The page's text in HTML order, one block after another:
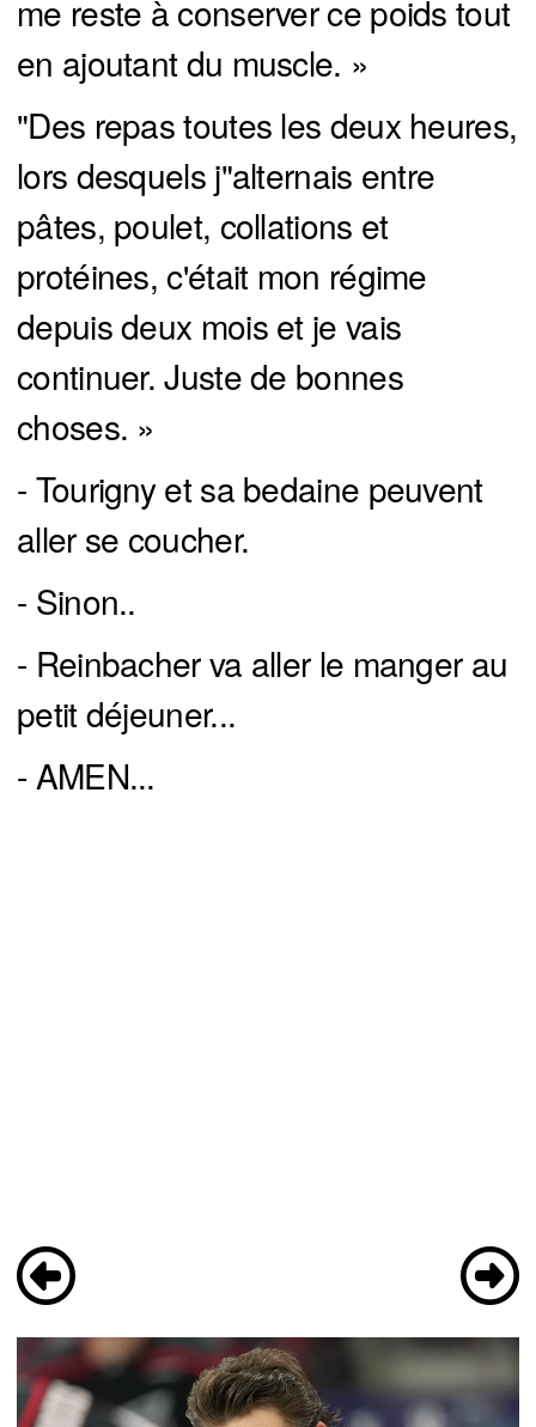
me reste à conserver ce poids tout
en ajoutant du muscle. »
"Des repas toutes les deux heures,
lors desquels j"alternais entre
pâtes, poulet, collations et
protéines, c'était mon régime
depuis deux mois et je vais
continuer. Juste de bonnes
choses. »
- Tourigny et sa bedaine peuvent
aller se coucher.
- Sinon..
- Reinbacher va aller le manger au
petit déjeuner...
- AMEN...